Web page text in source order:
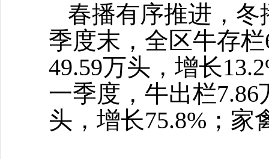
春播有序推进，
季度末，全区牛存栏
49.59万头，增长
一季度，牛出栏
头，增长75.8%；家